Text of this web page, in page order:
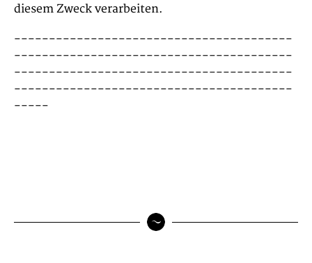
diesem Zweck verarbeiten.
----------------------------------------
----------------------------------------
----------------------------------------
----------------------------------------
-----